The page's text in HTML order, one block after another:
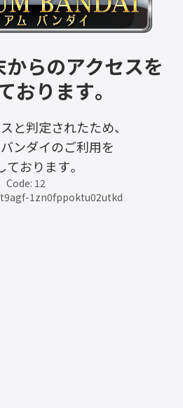
らのアクセスを
おります。
と判定されたため、
ンダイのご利用を
ております。
Code: 12
1zn0fppoktu02utkd